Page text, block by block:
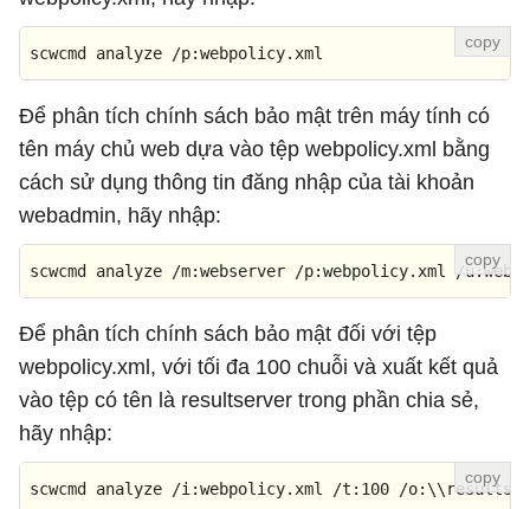
scwcmd analyze /p:webpolicy.xml
Để phân tích chính sách bảo mật trên máy tính có
tên máy chủ web dựa vào tệp webpolicy.xml bằng
cách sử dụng thông tin đăng nhập của tài khoản
webadmin, hãy nhập:
scwcmd analyze /m:webserver /p:webpolicy.xml /
Để phân tích chính sách bảo mật đối với tệp
webpolicy.xml, với tối đa 100 chuỗi và xuất kết quả
vào tệp có tên là resultserver trong phần chia sẻ,
hãy nhập:
scwcmd analyze /i:webpolicy.xml /t:100 /